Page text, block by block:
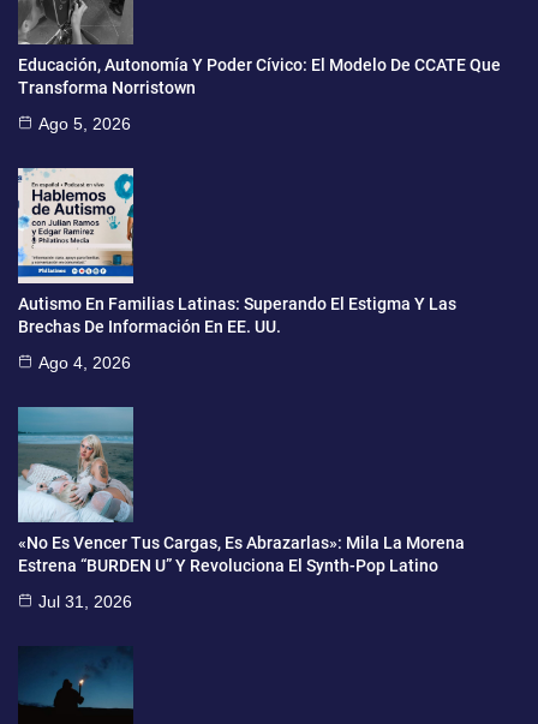
Educación, Autonomía Y Poder Cívico: El Modelo De CCATE Que
Transforma Norristown
Ago 5, 2026
Autismo En Familias Latinas: Superando El Estigma Y Las
Brechas De Información En EE. UU.
Ago 4, 2026
«No Es Vencer Tus Cargas, Es Abrazarlas»: Mila La Morena
Estrena “BURDEN U” Y Revoluciona El Synth-Pop Latino
Jul 31, 2026